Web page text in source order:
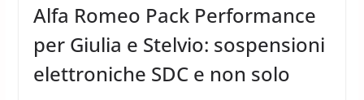
Alfa Romeo Pack Performance
per Giulia e Stelvio: sospensioni
elettroniche SDC e non solo